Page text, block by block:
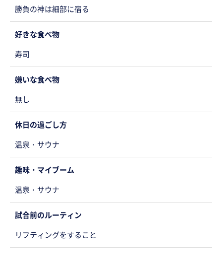
勝負の神は細部に宿る
好きな食べ物
寿司
嫌いな食べ物
無し
休日の過ごし方
温泉・サウナ
趣味・マイブーム
温泉・サウナ
試合前のルーティン
リフティングをすること